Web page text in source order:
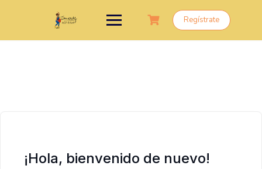
Regístrate
¡Hola, bienvenido de nuevo!